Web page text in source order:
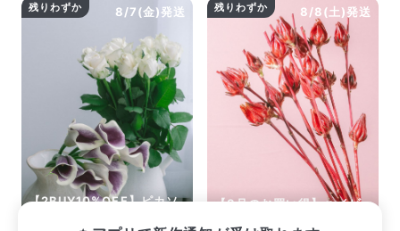
8/7(金)発送
残りわずか
【2BUY10%OFF】ピカソ
8/8(土)発送
残りわずか
【8月のお買い得】ハイビ